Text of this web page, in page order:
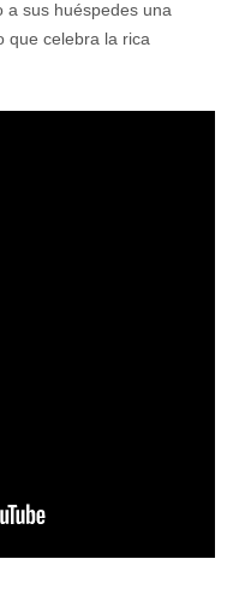
a sus huéspedes una
que celebra la rica